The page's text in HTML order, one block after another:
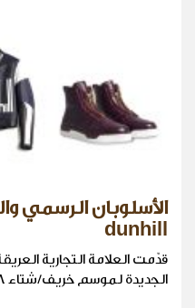
الأسلوبان الرسمي
dunhill
الجديدة لموسم خريف/شتاء ٢٠١٨.